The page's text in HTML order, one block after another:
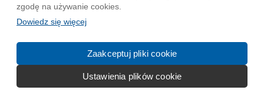
zgodę na używanie cookies.
Dowiedz się więcej
Zaakceptuj pliki cookie
Ustawienia plików cookie